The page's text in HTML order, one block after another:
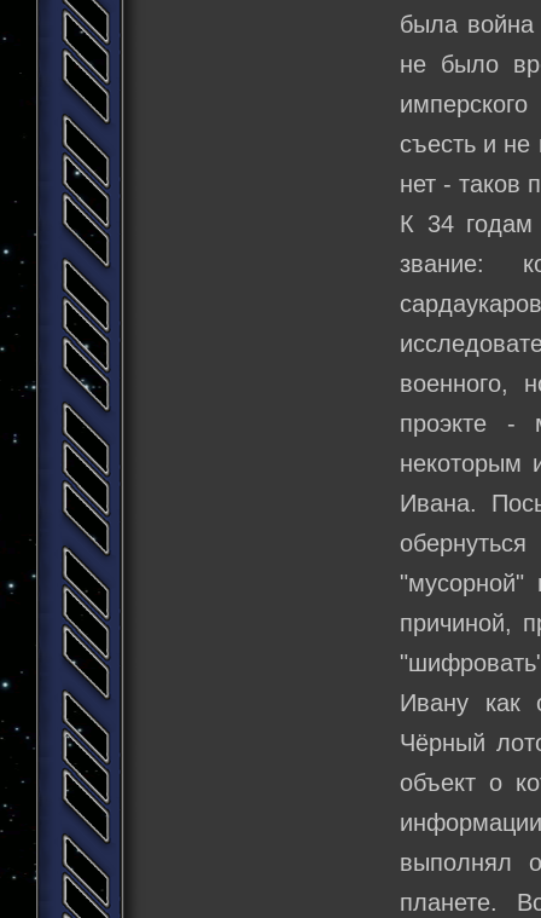
была война
не было
съесть и
нет - таков
К 34
звание:
военного,
проэкте -
некоторым
Ивана.
"мусорной"
причиной,
Ивану как
Чёрный
объект о
выполнял
планете.